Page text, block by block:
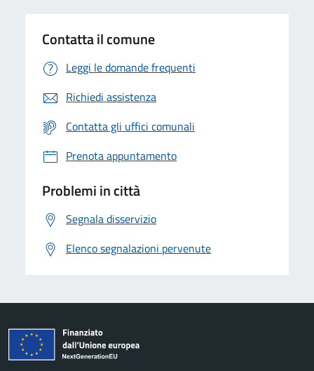
Contatta il comune
Leggi le domande frequenti
Richiedi assistenza
Contatta gli uffici comunali
Prenota appuntamento
Problemi in città
Segnala disservizio
Elenco segnalazioni pervenute